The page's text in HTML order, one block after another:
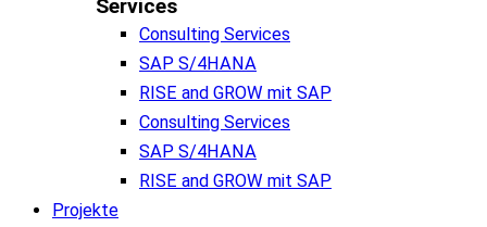
Services
Consulting Services
SAP S/4HANA
RISE and GROW mit SAP
Consulting Services
SAP S/4HANA
RISE and GROW mit SAP
Projekte